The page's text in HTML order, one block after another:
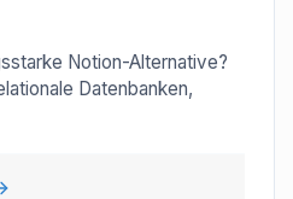
Notion-Alternative?
Datenbanken,